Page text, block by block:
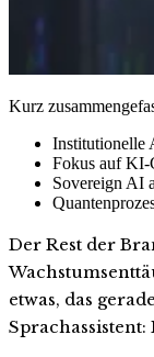
Kurz
Institutionelle
Fokus auf KI-
Sovereign AI
Der Rest der
etwas, das